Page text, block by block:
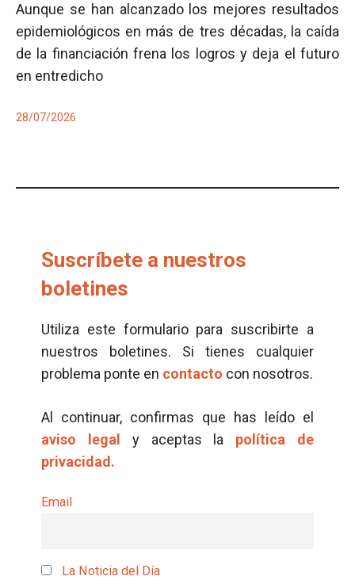
Aunque se han alcanzado los mejores resultados
epidemiológicos en más de tres décadas, la caída
de la financiación frena los logros y deja el futuro
en entredicho
28/07/2026
Suscríbete a nuestros
boletines
Utiliza este formulario para suscribirte a
nuestros boletines. Si tienes cualquier
problema ponte en contacto con nosotros.
Al continuar, confirmas que has leído el
aviso legal
y aceptas la política de
privacidad.
Email
La Noticia del Día